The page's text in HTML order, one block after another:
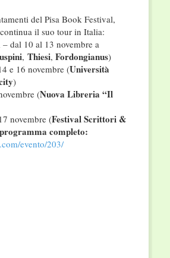
del Pisa Book Festival,
il suo tour in Italia:
– dal 10 al 13 novembre a
, Thiesi, Fordongianus)
e 16 novembre (Università
)
(Nuova Libreria “Il
novembre (Festival Scrittori &
completo:
evento/203/